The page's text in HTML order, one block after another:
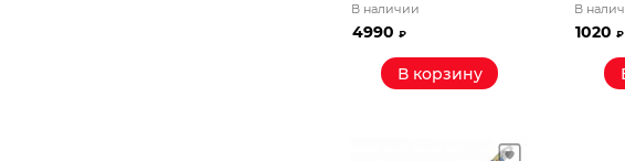
В наличии
4990₽
В корзину
В
1020₽